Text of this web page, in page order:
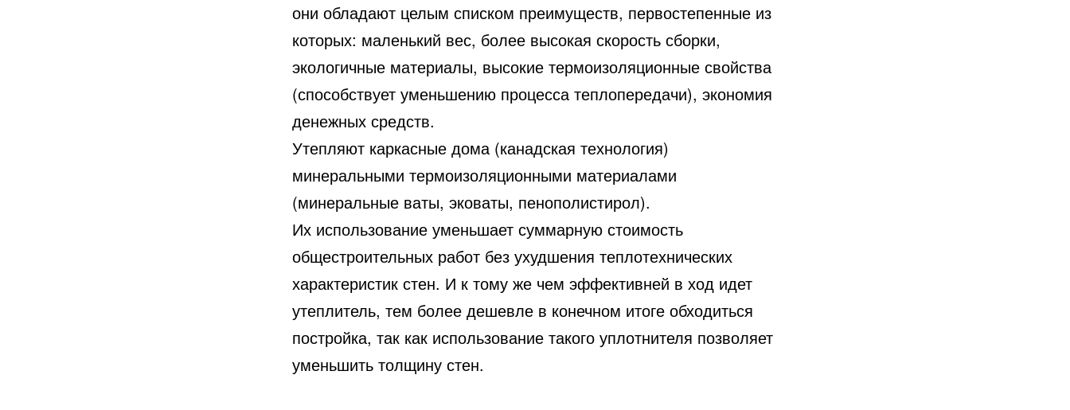
они обладают целым списком преимуществ, первостепенные из
которых: маленький вес, более высокая скорость сборки,
экологичные материалы, высокие термоизоляционные свойства
(способствует уменьшению процесса теплопередачи), экономия
денежных средств.
Утепляют каркасные дома (канадская технология)
минеральными термоизоляционными материалами
(минеральные ваты, эковаты, пенополистирол).
Их использование уменьшает суммарную стоимость
общестроительных работ без ухудшения теплотехнических
характеристик стен. И к тому же чем эффективней в ход идет
утеплитель, тем более дешевле в конечном итоге обходиться
постройка, так как использование такого уплотнителя позволяет
уменьшить толщину стен.